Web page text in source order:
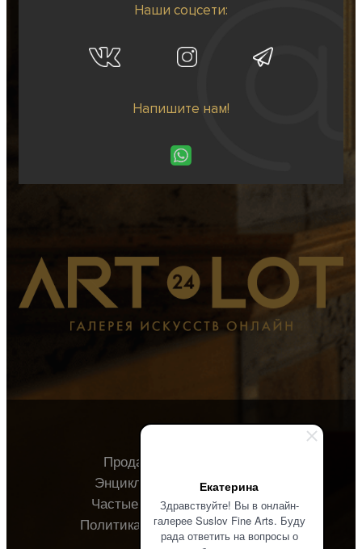
Екатерина
Здравствуйте! Вы в онлайн-
галерее Suslov Fine Arts. Буду
рада ответить на вопросы о
Наши соцсети:
Напишите нам!
Продавцу
Энциклопедия
О галерее
Частые вопросы
Контакты
Политика конфиденциальности